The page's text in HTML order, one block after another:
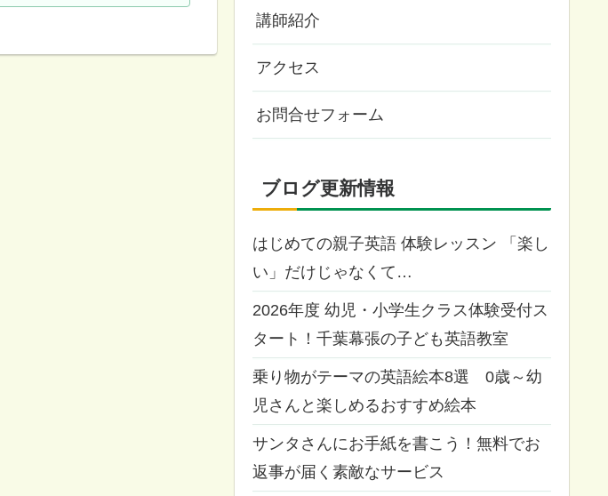
講師紹介
アクセス
お問合せフォーム
ブログ更新情報
はじめての親子英語 体験レッスン 「楽し
い」だけじゃなくて…
2026年度 幼児・小学生クラス体験受付ス
タート！千葉幕張の子ども英語教室
乗り物がテーマの英語絵本8選 0歳～幼
児さんと楽しめるおすすめ絵本
サンタさんにお手紙を書こう！無料でお
返事が届く素敵なサービス